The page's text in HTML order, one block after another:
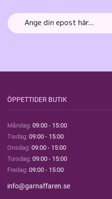
ÖPPETTIDER BUTIK
Måndag: 09:00 - 15:00
Tisdag: 09:00 - 15:00
Onsdag: 09:00 - 15:00
Torsdag: 09:00 - 15:00
Fredag: 09:00 - 15:00
info@garnaffaren.se